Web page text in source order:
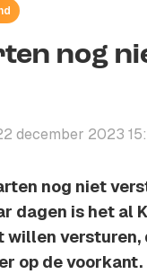
nog
december 2023
nog niet
dagen is het al
versturen,
op de voorkant.